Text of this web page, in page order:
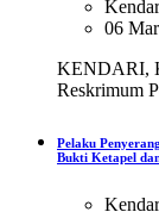
06
KENDARI,
Reskrimum
Pelaku
Bukti Ketapel